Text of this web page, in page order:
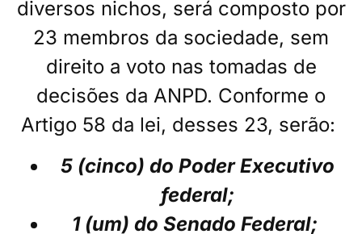
diversos nichos, será composto por
23 membros da sociedade, sem
direito a voto nas tomadas de
decisões da ANPD. Conforme o
Artigo 58 da lei, desses 23, serão:
5 (cinco) do Poder Executivo
federal;
1 (um) do Senado Federal;